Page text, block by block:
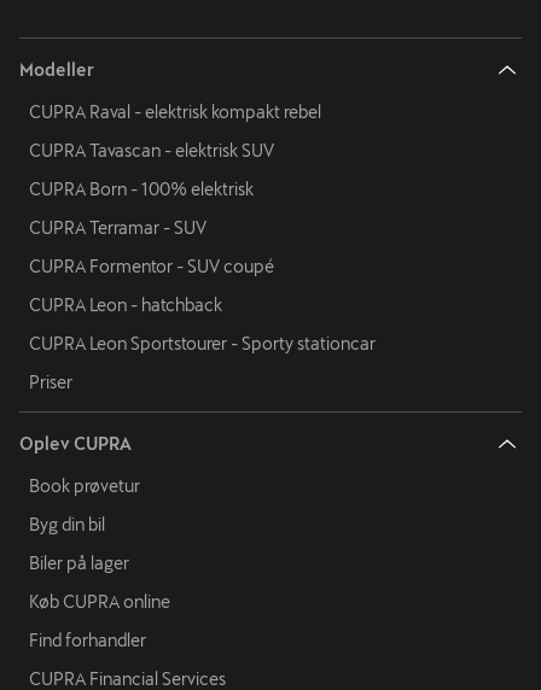
Modeller
CUPRA Raval - elektrisk kompakt rebel
CUPRA Tavascan - elektrisk SUV
CUPRA Born - 100% elektrisk
CUPRA Terramar - SUV
CUPRA Formentor - SUV coupé
CUPRA Leon - hatchback
CUPRA Leon Sportstourer - Sporty stationcar
Priser
Oplev CUPRA
Book prøvetur
Byg din bil
Biler på lager
Køb CUPRA online
Find forhandler
CUPRA Financial Services